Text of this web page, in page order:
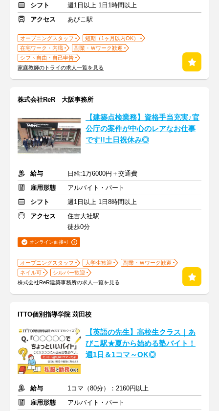
シフト
週1日以上 1日1時間以上
アクセス
あびこ駅
オープニングスタッフ
短期（1ヶ月以内OK）
在宅ワーク・内職
副業・Ｗワーク歓迎
シフト自由・自己申告
家庭教師のトライの求人一覧を見る
株式会社ReR 大阪事務所
【建築点検業務】資格手当充実♪官
公庁の案件が中心のレアなお仕事
です!!土日祝休み◎
給与
日給:1万6000円＋交通費
雇用形態
アルバイト・パート
シフト
週1日以上 1日8時間以上
アクセス
住吉大社駅
徒歩0分
オンライン面接可
オープニングスタッフ 大学生歓迎
副業・Ｗワーク歓迎
ネイル可
シルバー歓迎
株式会社ReR建築事務所の求人一覧を見る
ITTO個別指導学院 苅田校
【英語の先生】高校生クラス｜あ
びこ駅★夏から始める塾バイト！
週1日＆1コマ～OK◎
給与
1コマ（80分）：2160円以上
雇用形態
アルバイト・パート